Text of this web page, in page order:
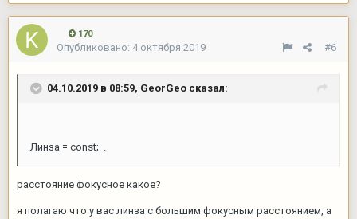
170
#6
Опубликовано: 4 октября 2019
04.10.2019 в 08:59, GeorGeo сказал:
Линза = const; .
расстояние фокусное какое?
я полагаю что у вас линза с большим фокусным расстоянием, а